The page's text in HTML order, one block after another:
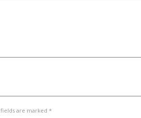
are marked *